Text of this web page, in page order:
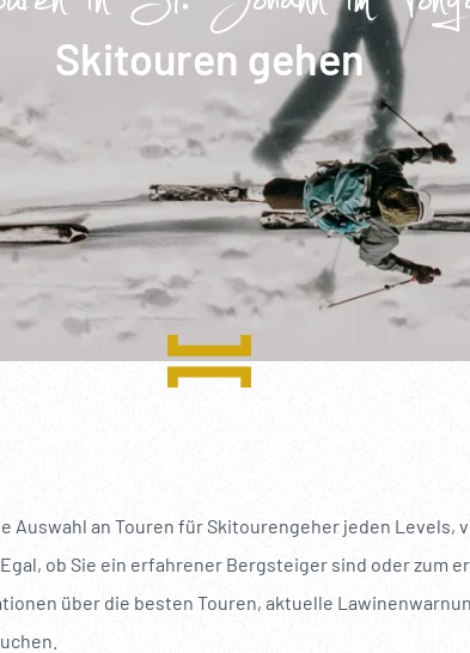
Skitouren gehen
Auswahl an Touren für Skitourengeher jeden Levels,
ob Sie ein erfahrener Bergsteiger sind oder zum
über die besten Touren, aktuelle